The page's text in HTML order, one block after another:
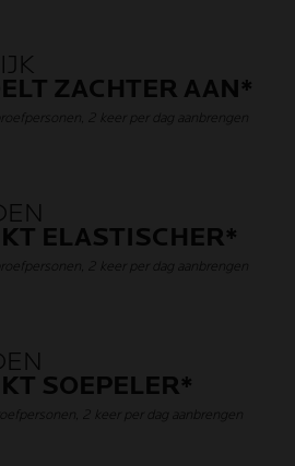
ZACHTER AAN*
2 keer per dag aanbrengen
ELASTISCHER*
2 keer per dag aanbrengen
SOEPELER*
2 keer per dag aanbrengen